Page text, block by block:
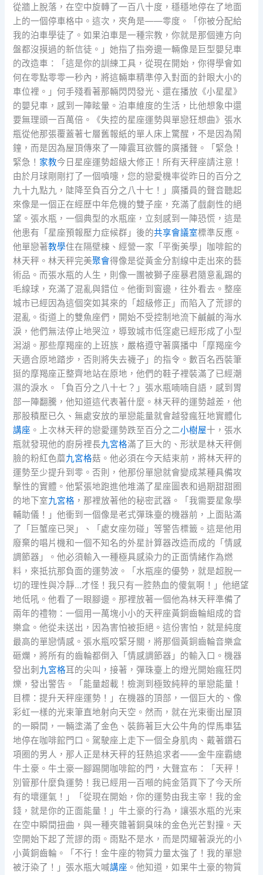
從牆上脫落，在空中旋轉了一百八十度，穩穩地停在了地面
上的一個停車格中。這次，夾角是——零度。「你被分配給
我的泊車學徒了。如果泊車是一種宗教，你就是那個連方向
盤都沒摸過的新信徒。」她指了指旁邊一輛像是巨型嬰兒車
的改造車：「這是你的訓練工具，從現在開始，你得學會如
何在零點零零一秒內，將這輛車精準停入對面的針眼大小的
車位裡。」何手殘看著那輛閃閃發光、還在播放《小星星》
的嬰兒車，感到一陣眩暈。泊車維度的生活，比他想象中還
要無理頭一百萬倍。《失控的星座運勢與單戀狂想曲》張水
瓶從他那張覆蓋著七層舊報紙的單人床上驚醒，不是因為鬧
鐘，而是因為屋頂傳來了一陣震耳欲聾的廣播聲。「緊急！
緊急！ 家教今日星座運勢超級大修正！所有天秤座請注意！
由於月球剛剛打了一個噴嚏，您的戀愛機率從昨日的百分之
九十九點九，陡降至負百分之八十七！」廣播員的聲音聽起
來像是一個正在經歷中年危機的雙子座，充滿了戲劇性的絕
望。張水瓶，一個典型的水瓶座，立刻感到一陣恐慌，這是
他患有「星座預報壓力症候群」後的共享會議室標準反應。
他單戀著教學住在隔壁棟、經營一家「平衡美學」咖啡館的
林天秤。林天秤完美聚會得像是從黃金分割線中走出來的藝
術品。而張水瓶的人生，則像一團被獅子座暴君隨意亂踢的
毛線球，充滿了混亂與錯位。他衝到窗邊，往外看去。整座
城市已經因為這個突如其來的「超級修正」而陷入了荒謬的
混亂。街道上的雙魚座們，開始不受控制地流下鹹鹹的海水
淚，他們無法停止地哭泣，導致城市低窪處已經形成了小型
潟湖。那些摩羯座的上班族，嚴格遵守著廣播中「摩羯座今
天適合原地踏步，否則將失去襪子」的指令。數百名西裝筆
挺的摩羯座正整齊地站在原地，他們的鞋子裡裝滿了已經潮
濕的淚水。「負百分之八十七？」張水瓶喃喃自語，感到胃
部一陣翻騰，他知道這代表著什麼。林天秤的運勢越差，他
那股積壓已久、無處安放的單戀能量就會越發瘋狂地實體化
講座 。上次林天秤的戀愛運勢跌至百分之二小樹屋十，張水
瓶就發現他的廚房裡長九宮格滿了巨大的、形狀是林天秤側
臉的粉紅色蘑九宮格菇。他必須在今天結束前，將林天秤的
運勢至少提升到零。否則，他那份單戀就會變成某種具備攻
擊性的實體。他緊張地跑進他堆滿了星座圖表和過期甜甜圈
的地下室九宮格 ，那裡放著他的秘密武器。「我需要星象學
輔助儀！」他衝到一個像是老式彈珠臺的機器前，上面貼滿
了「巨蟹座已哭」、「處女座勿碰」等警告標籤。這是他用
廢棄的唱片機和一個不知名的外星計算器改造而成的「情感
調節器」。他必須輸入一種極具感染力的正面情緒作為燃
料，來抵抗那負面的運勢波。「水瓶座的優勢，就是超脫一
切的理性與冷靜…才怪！我只有一腔熱血的傻氣啊！」他絕望
地低吼。他看了一眼腳邊。那裡放著一個他為林天秤準備了
兩年的禮物：一個用一萬塊小小的天秤座黃銅齒輪組成的音
樂盒。他從未送出，因為害怕被拒絕。這份害怕，就是純度
最高的單戀情感。張水瓶咬緊牙關，將那個黃銅齒輪音樂盒
砸爛，將所有的齒輪都倒入「情感調節器」的輸入口。機器
發出刺 九宮格耳的尖叫，接著，彈珠臺上的燈光開始瘋狂閃
爍，發出警告。「能量超載！檢測到極致純粹的單戀能量！
目標：提升天秤座運勢！」在機器的頂部，一個巨大的、像
彩虹一樣的光束筆直地射向天空。然而，就在光束衝出屋頂
的一瞬間，一輛塗滿了金色、裝飾著巨大公牛角的悍馬車猛
地停在咖啡館門口。駕駛座上走下一個全身肌肉、戴著鑽石
項圈的男人，那人正是林天秤的狂熱追求者——金牛座霸總
牛土豪。牛土豪一腳踢開咖啡館的門，大聲宣布：「天秤！
別管那什麼負運勢！我已經用一百噸的純金箔買下了今天所
有的壞運氣！」「從現在開始，你的運勢由我主宰！我的金
錢，就是你的正面能量！」牛土豪的行為，讓張水瓶的光束
在空中瞬間扭曲，與一種夾雜著銅臭味的金色光芒對撞。天
空開始下起了荒謬的雨。雨點不是水，而是閃耀著淚光的小
小黃銅齒輪。「不行！金牛座的物質力量太強了！我的單戀
被汙染了！」張水瓶大喊講座 。他知道，如果牛土豪的物質